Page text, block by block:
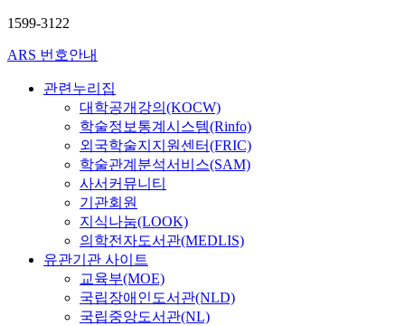
1599-3122
ARS 번호안내
관련누리집
대학공개강의(KOCW)
학술정보통계시스템(Rinfo)
외국학술지지원센터(FRIC)
학술관계분석서비스(SAM)
사서커뮤니티
기관회원
지식나눔(LOOK)
의학전자도서관(MEDLIS)
유관기관 사이트
교육부(MOE)
국립장애인도서관(NLD)
국립중앙도서관(NL)